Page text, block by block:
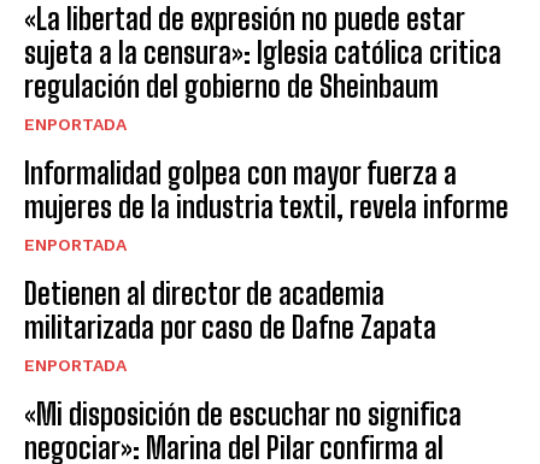
«La libertad de expresión no puede estar
sujeta a la censura»: Iglesia católica critica
regulación del gobierno de Sheinbaum
ENPORTADA
Informalidad golpea con mayor fuerza a
mujeres de la industria textil, revela informe
ENPORTADA
Detienen al director de academia
militarizada por caso de Dafne Zapata
ENPORTADA
«Mi disposición de escuchar no significa
negociar»: Marina del Pilar confirma al